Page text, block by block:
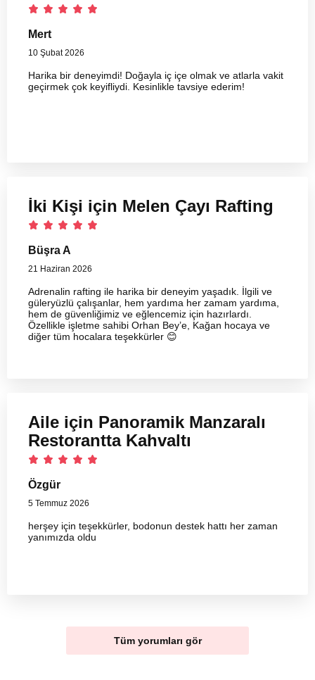
Mert
10 Şubat 2026
Harika bir deneyimdi! Doğayla iç içe olmak ve atlarla vakit
geçirmek çok keyifliydi. Kesinlikle tavsiye ederim!
İki Kişi için Melen Çayı Rafting
Büşra A
21 Haziran 2026
Adrenalin rafting ile harika bir deneyim yaşadık. İlgili ve
güleryüzlü çalışanlar, hem yardıma her zamam yardıma,
hem de güvenliğimiz ve eğlencemiz için hazırlardı.
Özellikle işletme sahibi Orhan Bey’e, Kağan hocaya ve
diğer tüm hocalara teşekkürler 😊
Aile için Panoramik Manzaralı
Restorantta Kahvaltı
Özgür
5 Temmuz 2026
herşey için teşekkürler, bodonun destek hattı her zaman
yanımızda oldu
Tüm yorumları gör